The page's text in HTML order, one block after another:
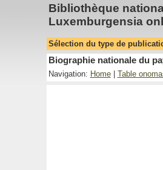
Bibliothèque
Luxemburgensia
Sélection du type de
Biographie nationale du
Navigation: Home| Table